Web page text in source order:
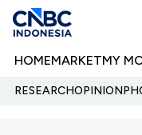
HOMEMARKETMY
RESEARCHOPINION